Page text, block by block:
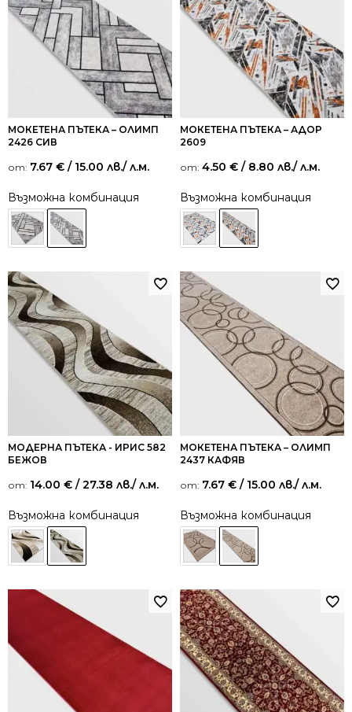
МОКЕТЕНА ПЪТЕКА – ОЛИМП
2426 СИВ
от: 7.67 € / 15.00 лв./ л.м.
Възможна комбинация
МОКЕТЕНА ПЪТЕКА – АДОР
2609
от: 4.50 € / 8.80 лв./ л.м.
Възможна комбинация
МОДЕРНА ПЪТЕКА - ИРИС 582
БЕЖОВ
от: 14.00 € / 27.38 лв./ л.м.
Възможна комбинация
МОКЕТЕНА ПЪТЕКА – ОЛИМП
2437 КАФЯВ
от: 7.67 € / 15.00 лв./ л.м.
Възможна комбинация